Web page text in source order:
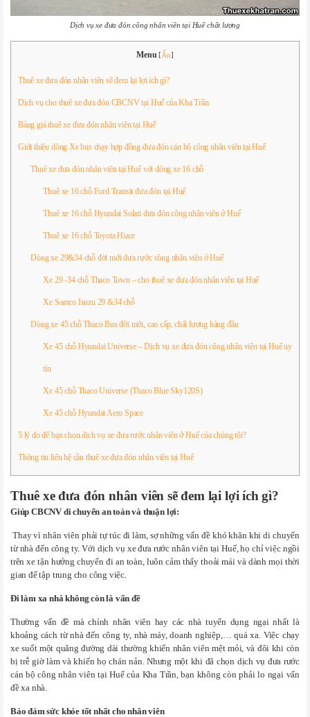
Dịch vụ xe đưa đón công nhân viên tại Huế chất lượng
Menu [Ẩn]
Thuê xe đưa đón nhân viên sẽ đem lại lợi ích gì?
Dịch vụ cho thuê xe đưa đón CBCNV tại Huế của Kha Trần
Bảng giá thuê xe đưa đón nhân viên tại Huế
Giới thiệu dòng Xe bus chạy hợp đồng đưa đón cán bộ công nhân viên tại Huế
Thuê xe đưa đón nhân viên tại Huế với dòng xe 16 chỗ
Thuê xe 16 chỗ Ford Transit đưa đón tại Huế
Thuê xe 16 chỗ Hyundai Solati đưa đón công nhân viên ở Huế
Thuê xe 16 chỗ Toyota Hiace
Dòng xe 29&34 chỗ đời mới đưa rước công nhân viên ở Huế
Xe 29 -34 chỗ Thaco Town – cho thuê xe đưa đón nhân viên tại Huế
Xe Samco Isuzu 29 &34 chỗ
Dòng xe 45 chỗ Thaco Bus đời mới, cao cấp, chất lượng hàng đầu
Xe 45 chỗ Hyundai Universe – Dịch vụ xe đưa đón công nhân viên tại Huế uy
tín
Xe 45 chỗ Thaco Universe (Thaco Blue Sky120S)
Xe 45 chỗ Hyundai Aero Space
5 lý do để bạn chọn dịch vụ xe đưa rước nhân viên ở Huế của chúng tôi?
Thông tin liên hệ cần thuê xe đưa đón nhân viên tại Huế
Thuê xe đưa đón nhân viên sẽ đem lại lợi ích gì?
Giúp CBCNV di chuyển an toàn và thuận lợi:
Thay vì nhân viên phải tự túc đi làm, sợ những vấn đề khó khăn khi di chuyển
từ nhà đến công ty. Với dịch vụ xe đưa rước nhân viên tại Huế, họ chỉ việc ngồi
trên xe tận hưởng chuyến đi an toàn, luôn cảm thấy thoải mái và dành mọi thời
gian để tập trung cho công việc.
Đi làm xa nhà không còn là vấn đề
Thường vấn đề mà chính nhân viên hay các nhà tuyển dụng ngại nhất là
khoảng cách từ nhà đến công ty, nhà máy, doanh nghiệp,… quá xa. Việc chạy
xe suốt một quãng đường dài thường khiến nhân viên mệt mỏi, và đôi khi còn
bị trễ giờ làm và khiến họ chán nản. Nhưng một khi đã chọn dịch vụ đưa rước
cán bộ công nhân viên tại Huế của Kha Trần, bạn không còn phải lo ngại vấn
đề xa nhà.
Bảo đảm sức khỏe tốt nhất cho nhân viên